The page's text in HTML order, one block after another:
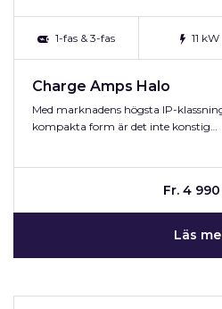
1-fas & 3-fas 11 kW
Charge Amps Halo
Med marknadens högsta IP-
kompakta form är det inte konstig…
Fr. 4
Läs